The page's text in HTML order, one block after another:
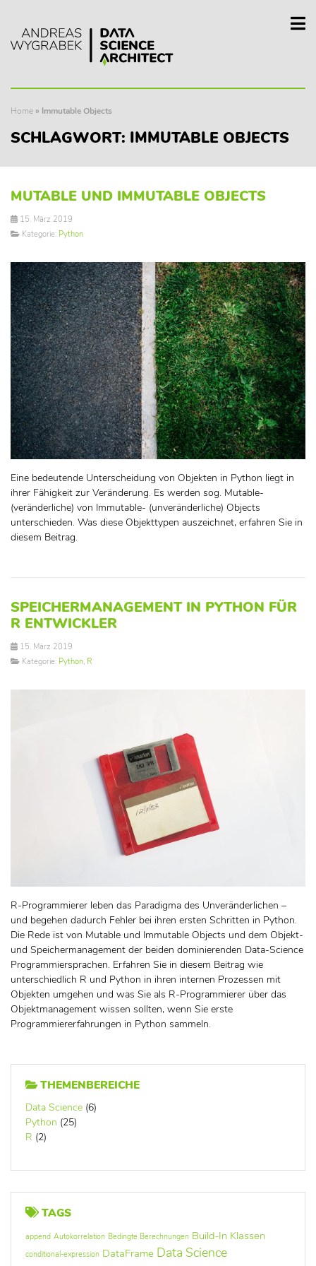
Home » Immutable Objects
SCHLAGWORT: IMMUTABLE OBJECTS
MUTABLE UND IMMUTABLE OBJECTS
15. März 2019
Kategorie: Python
Eine bedeutende Unterscheidung von Objekten in Python liegt in
ihrer Fähigkeit zur Veränderung. Es werden sog. Mutable-
(veränderliche) von Immutable- (unveränderliche) Objects
unterschieden. Was diese Objekttypen auszeichnet, erfahren Sie in
diesem Beitrag.
SPEICHERMANAGEMENT IN PYTHON FÜR
R ENTWICKLER
15. März 2019
Kategorie: Python, R
R-Programmierer leben das Paradigma des Unveränderlichen –
und begehen dadurch Fehler bei ihren ersten Schritten in Python.
Die Rede ist von Mutable und Immutable Objects und dem Objekt-
und Speichermanagement der beiden dominierenden Data-Science
Programmiersprachen. Erfahren Sie in diesem Beitrag wie
unterschiedlich R und Python in ihren internen Prozessen mit
Objekten umgehen und was Sie als R-Programmierer über das
Objektmanagement wissen sollten, wenn Sie erste
Programmiererfahrungen in Python sammeln.
THEMENBEREICHE
Data Science (6)
Python (25)
R (2)
TAGS
append Autokorrelation Bedingte Berechnungen Build-In Klassen
conditional-expression DataFrame Data Science